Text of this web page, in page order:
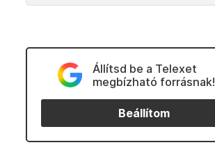
Állítsd be a Telexet
megbízható forrásnak!
Beállítom